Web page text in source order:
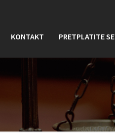
KONTAKT PRETPLATITE SE